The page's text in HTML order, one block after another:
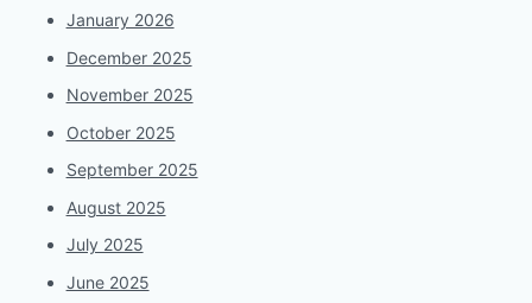
January 2026
December 2025
November 2025
October 2025
September 2025
August 2025
July 2025
June 2025